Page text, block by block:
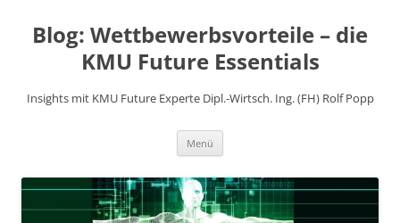
springen
Blog: Wettbewerbsvorteile – die
KMU Future Essentials
Insights mit KMU Future Experte Dipl.-Wirtsch. Ing. (FH) Rolf Popp
Menü